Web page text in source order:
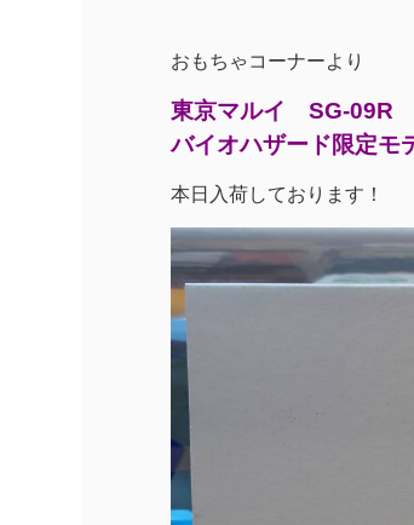
おもちゃコーナーより
東京マルイ SG-09R
バイオハザード限定モ
本日入荷しております！